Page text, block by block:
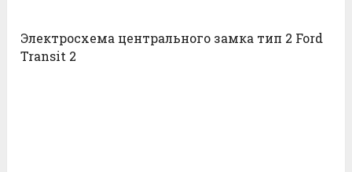
Электросхема центрального замка тип 2 Ford
Transit 2